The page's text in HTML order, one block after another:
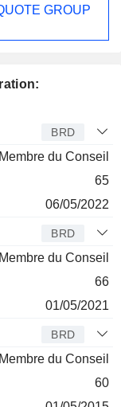
GROUP
BRD
du Conseil
65
06/05/2022
BRD
du Conseil
66
01/05/2021
BRD
du Conseil
60